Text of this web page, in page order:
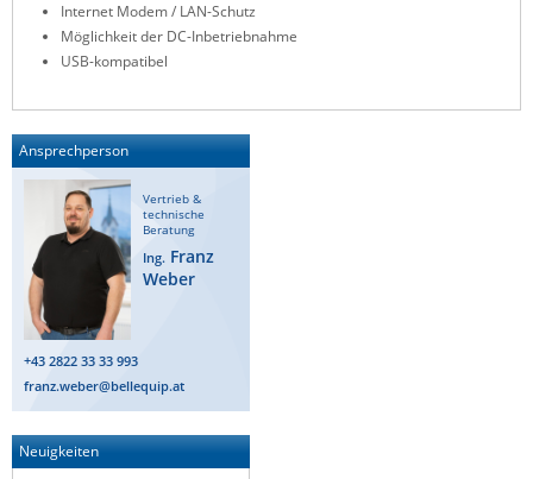
WATTECO
Westermo
ZPE Systems
News zu unseren Herstellern
Internet Modem / LAN-Schutz
Möglichkeit der DC-Inbetriebnahme
USB-kompatibel
Ansprechperson
Vertrieb &
technische
Beratung
Ing. Franz
Weber
+43 2822 33 33 993
franz.weber@bellequip.at
Neuigkeiten